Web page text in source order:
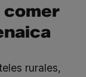
comer
rurales,